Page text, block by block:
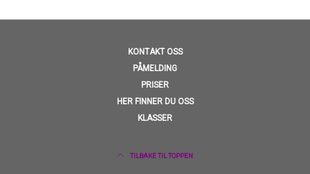
KONTAKT OSS
PÅMELDING
PRISER
HER FINNER DU OSS
KLASSER
TILBAKE TIL TOPPEN